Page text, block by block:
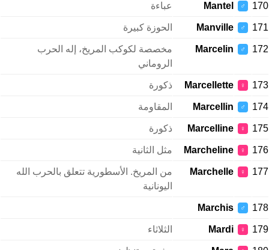
170
♂
Mantel عباءة
171
♂
Manville الحوزة كبيرة
172
♂
Marcelin
مخصصة لكوكب المريخ، إله الحرب
الروماني
173
♀
Marcellette ذكورة
174
♂
Marcellin المقاومة
175
♀
Marcelline ذكورة
176
♀
Marcheline مثل الثانية
177
♀
Marchelle
من المريخ. الأسطورية تتعلق بالحرب الله
اليونانية
178
♂
Marchis
179
♀
Mardi الثلاثاء